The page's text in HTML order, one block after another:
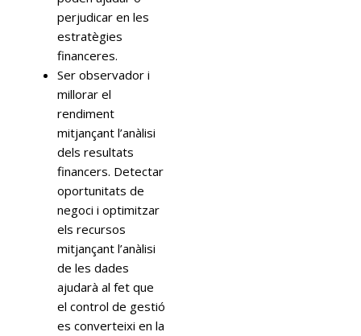
perjudicar en les
estratègies
financeres.
Ser observador i
millorar el
rendiment
mitjançant l’anàlisi
dels resultats
financers. Detectar
oportunitats de
negoci i optimitzar
els recursos
mitjançant l’anàlisi
de les dades
ajudarà al fet que
el control de gestió
es converteixi en la